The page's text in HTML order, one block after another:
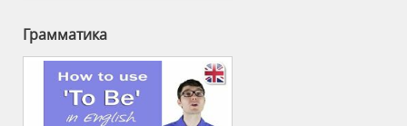
Грамматика